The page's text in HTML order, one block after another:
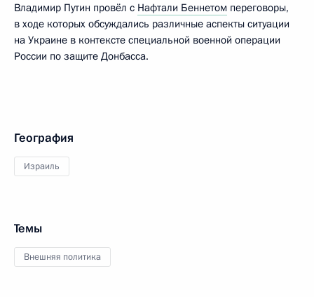
Владимир Путин провёл с Нафтали Беннетом переговоры,
в ходе которых обсуждались различные аспекты ситуации
на Украине в контексте специальной военной операции
России по защите Донбасса.
География
Израиль
Темы
Внешняя политика